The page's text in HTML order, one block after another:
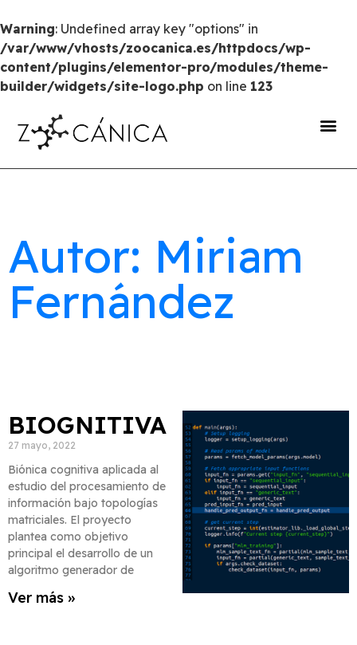
Warning: Undefined array key "options" in
/var/www/vhosts/zoocanica.es/httpdocs/wp-
content/plugins/elementor-pro/modules/theme-
builder/widgets/site-logo.php on line 123
Autor: Miriam
Fernández
BIOGNITIVA
27 mayo, 2022
Biónica cognitiva aplicada al
estudio del procesamiento de
información bajo topologías
matriciales. El proyecto
plantea como objetivo
principal el desarrollo de un
algoritmo generador de
Ver más »